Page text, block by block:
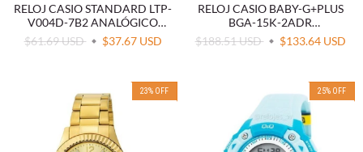
RELOJ CASIO STANDARD LTP-
V004D-7B2 ANALÓGICO
ACERO
$61.69 USD $37.67 USD
RELOJ CASIO BABY-G+PLUS
BGA-15K-2ADR
CONVERTIBLE AZUL
$188.51 USD $133.64 USD
23% OFF 25% OFF